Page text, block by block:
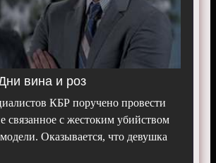
вина и роз
КБР поручено провести
связанное с жестоким убийством
Оказывается, что девушка